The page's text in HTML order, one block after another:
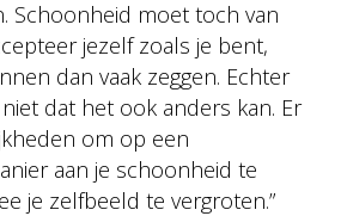
Schoonheid moet toch van
jezelf zoals je bent,
dan vaak zeggen. Echter
dat het ook anders kan. Er
om op een
aan je schoonheid te
je zelfbeeld te vergroten.”